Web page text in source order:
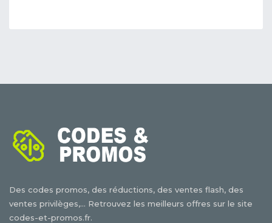
Des codes promos, des réductions, des ventes flash, des
ventes privilèges,... Retrouvez les meilleurs offres sur le site
codes-et-promos.fr.